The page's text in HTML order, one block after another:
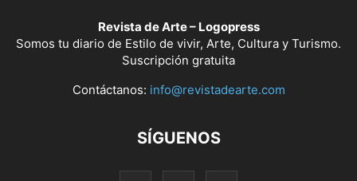
Revista de Arte – Logopress
Somos tu diario de Estilo de vivir, Arte, Cultura y Turismo.
Suscripción gratuita
Contáctanos: info@revistadearte.com
SÍGUENOS